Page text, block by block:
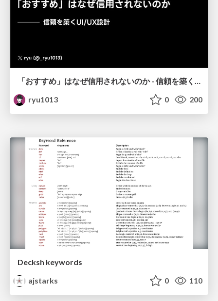
「おすすめ」はなぜ信用されないのか - 信頼を築くUI/UX設計
ryu1013
0 200
Decksh keywords
ajstarks
0 110